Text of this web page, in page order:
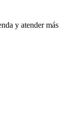
y atender más